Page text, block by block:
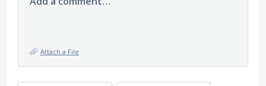
Attach a File